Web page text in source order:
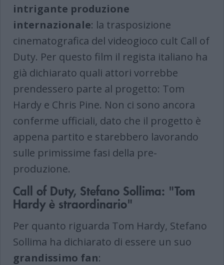
intrigante produzione
internazionale: la trasposizione
cinematografica del videogioco cult Call of
Duty. Per questo film il regista italiano ha
già dichiarato quali attori vorrebbe
prendessero parte al progetto: Tom
Hardy e Chris Pine. Non ci sono ancora
conferme ufficiali, dato che il progetto è
appena partito e starebbero lavorando
sulle primissime fasi della pre-
produzione.
Call of Duty, Stefano Sollima: "Tom
Hardy è straordinario"
Per quanto riguarda Tom Hardy, Stefano
Sollima ha dichiarato di essere un suo
grandissimo fan: